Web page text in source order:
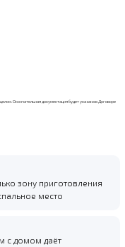
Окончательная документация будет указана в Договоре
зону приготовления
место
с домом даёт